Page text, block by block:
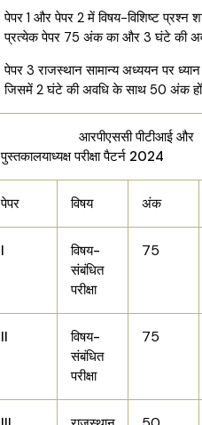
पेपर 1 और पेपर 2 में विषय-विशिष्ट प्रश्न
प्रत्येक पेपर 75 अंक का और 3 घंटे की
पेपर 3 राजस्थान सामान्य अध्ययन पर
जिसमें 2 घंटे की अवधि के साथ 50 अंक
आरपीएससी पीटीआई और
पुस्तकालयाध्यक्ष परीक्षा पैटर्न 2024
पेपर विषय अंक
I
विषय-
संबंधित
परीक्षा
75
II
विषय-
संबंधित
परीक्षा
75